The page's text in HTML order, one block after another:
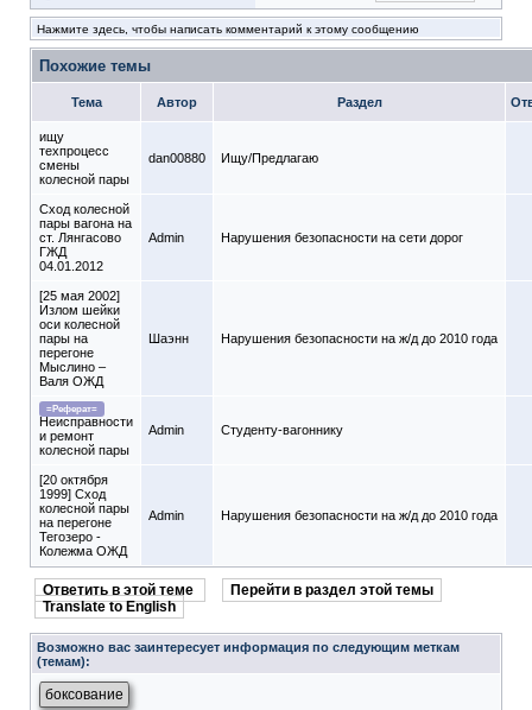
Нажмите здесь, чтобы написать комментарий к этому сообщению
Похожие темы
Тема Автор Раздел
ищу
техпроцесс
смены
колесной пары
dan00880 Ищу/Предлагаю
Сход колесной
пары вагона на
ст. Лянгасово
ГЖД
04.01.2012
Admin Нарушения безопасности на сети дорог
[25 мая 2002]
Излом шейки
оси колесной
пары на
перегоне
Мыслино –
Валя ОЖД
Шаэнн Нарушения безопасности на ж/д до 2010 года
=Реферат=
Неисправности
и ремонт
колесной пары
Admin Студенту-вагоннику
[20 октября
1999] Сход
колесной пары
на перегоне
Тегозеро -
Колежма ОЖД
Admin Нарушения безопасности на ж/д до 2010 года
Ответить в этой теме
Перейти в раздел этой темы
Translate to English
Возможно вас заинтересует информация по следующим меткам
(темам):
боксование